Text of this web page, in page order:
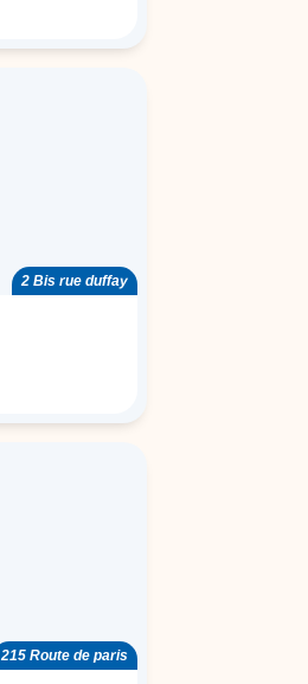
2 Bis rue duffay
215 Route de paris